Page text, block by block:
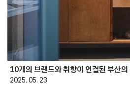
10개의 브랜드와 취향이 연결된 부산의
2025. 05. 23